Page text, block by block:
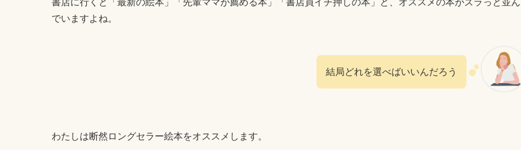
書店に行くと「最新の絵本」「先輩ママが薦める本」「書店員イチ押しの本」と、オススメの本がズラっと並ん
でいますよね。
結局どれを選べばいいんだろう
わたしは断然ロングセラー絵本をオススメします。